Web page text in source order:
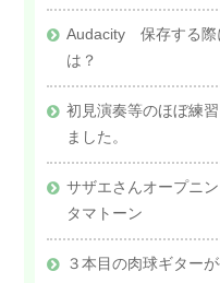
Audacity 保存する際
は？
初見演奏等のほぼ練
ました。
サザエさんオープニ
タマトーン
３本目の肉球ギター